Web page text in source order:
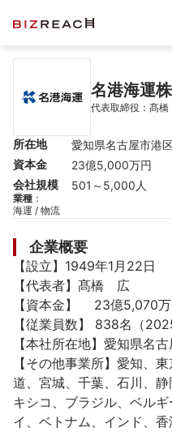
名港海運
代表取締役：髙橋
所在地
愛知県名古屋市港
資本金
23億5,000万円
会社規模
501～5,000人
業種 ：
海運 / 物流
企業概要
【設立】1949年1月22日
【代表者】髙橋　広
【資本金】	23億5,070万円
【従業員数】 838名（
【本社所在地】愛知県名
【その他事業所】愛知、
道、宮城、千葉、石川、
キシコ、ブラジル、ベル
イ、ベトナム、インド、香